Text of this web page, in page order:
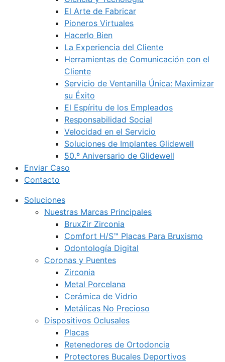
El Arte de Fabricar
Pioneros Virtuales
Hacerlo Bien
La Experiencia del Cliente
Herramientas de Comunicación con el
Cliente
Servicio de Ventanilla Única: Maximizar
su Éxito
El Espíritu de los Empleados
Responsabilidad Social
Velocidad en el Servicio
Soluciones de Implantes Glidewell
50.º Aniversario de Glidewell
Enviar Caso
Contacto
Soluciones
Nuestras Marcas Principales
BruxZir Zirconia
Comfort H/S™ Placas Para Bruxismo
Odontología Digital
Coronas y Puentes
Zirconia
Metal Porcelana
Cerámica de Vidrio
Metálicas No Precioso
Dispositivos Oclusales
Placas
Retenedores de Ortodoncia
Protectores Bucales Deportivos